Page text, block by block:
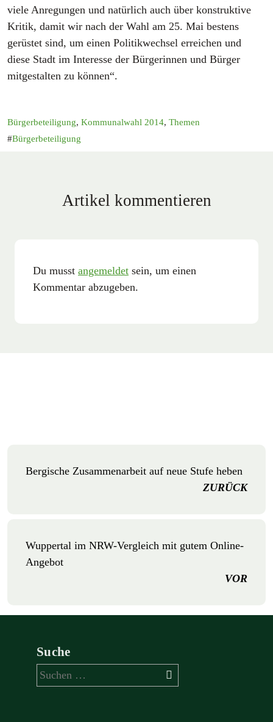
viele Anregungen und natürlich auch über konstruktive
Kritik, damit wir nach der Wahl am 25. Mai bestens
gerüstet sind, um einen Politikwechsel erreichen und
diese Stadt im Interesse der Bürgerinnen und Bürger
mitgestalten zu können“.
Bürgerbeteiligung, Kommunalwahl 2014, Themen
Bürgerbeteiligung
Artikel kommentieren
Du musst angemeldet sein, um einen
Kommentar abzugeben.
Bergische Zusammenarbeit auf neue Stufe heben
ZURÜCK
Wuppertal im NRW-Vergleich mit gutem Online-
Angebot
VOR
Suche
Suchen
nach: